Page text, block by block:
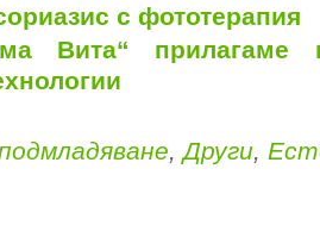
с фототерапия
Вита“ прилагаме
,Други,